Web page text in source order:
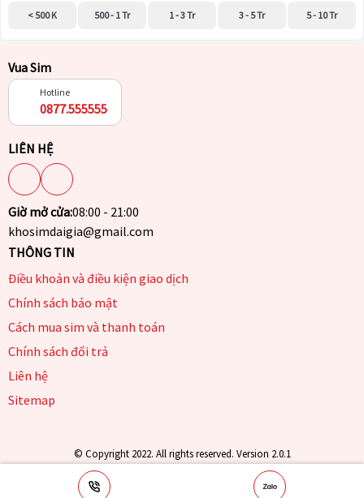
< 500 K 500 - 1 Tr 1 - 3 Tr 3 - 5 Tr 5 - 10 Tr
Vua Sim
Hotline
0877.555555
LIÊN HỆ
Giờ mở cửa:08:00 - 21:00
khosimdaigia@gmail.com
THÔNG TIN
Điều khoản và điều kiện giao dịch
Chính sách bảo mật
Cách mua sim và thanh toán
Chính sách đổi trả
Liên hệ
Sitemap
© Copyright 2022. All rights reserved. Version 2.0.1